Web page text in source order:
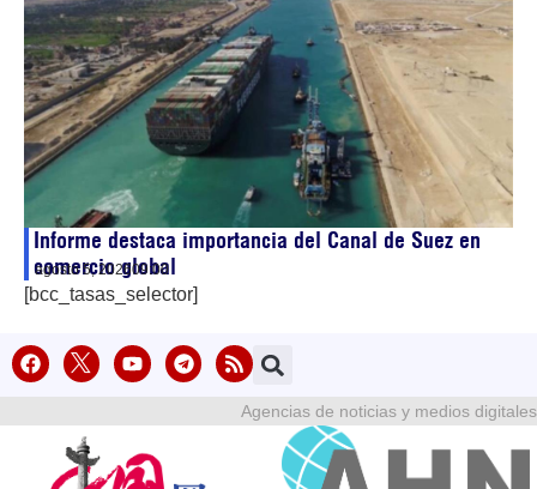
Informe destaca importancia del Canal de Suez en
comercio global
agosto 5, 202609:00
[bcc_tasas_selector]
Agencias de noticias y medios digitales